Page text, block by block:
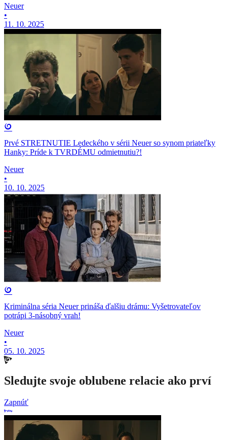
Neuer
•
11. 10. 2025
Prvé STRETNUTIE Ledeckého v sérii Neuer so synom priateľky
Hanky: Príde k TVRDÉMU odmietnutiu?!
Neuer
•
10. 10. 2025
Kriminálna séria Neuer prináša ďalšiu drámu: Vyšetrovateľov
potrápi 3-násobný vrah!
Neuer
•
05. 10. 2025
Sledujte svoje oblubene relacie ako prví
Zapnúť